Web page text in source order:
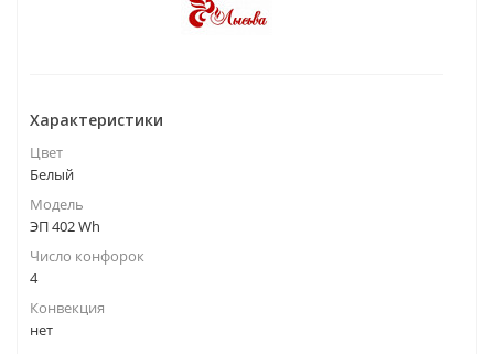
Характеристики
Цвет
Белый
Модель
ЭП 402 Wh
Число конфорок
4
Конвекция
нет